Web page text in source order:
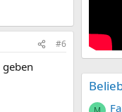
#6